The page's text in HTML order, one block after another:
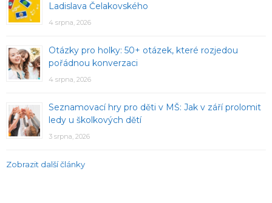
Ladislava Čelakovského
4 srpna, 2026
Otázky pro holky: 50+ otázek, které rozjedou
pořádnou konverzaci
4 srpna, 2026
Seznamovací hry pro děti v MŠ: Jak v září prolomit
ledy u školkových dětí
3 srpna, 2026
Zobrazit další články